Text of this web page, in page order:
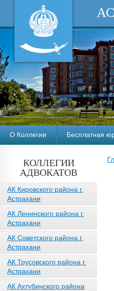
О Коллегии Бесплатная
КОЛЛЕГИИ
АДВОКАТОВ
АК Кировского района г.
Астрахани
АК Ленинского района г.
Астрахани
АК Советского района г.
Астрахани
АК Трусовского района г.
Астрахани
АК Ахтубинского района